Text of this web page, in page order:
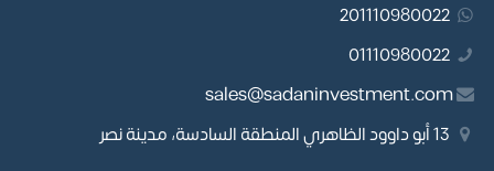
201110980022
01110980022
sales@sadaninvestment.com